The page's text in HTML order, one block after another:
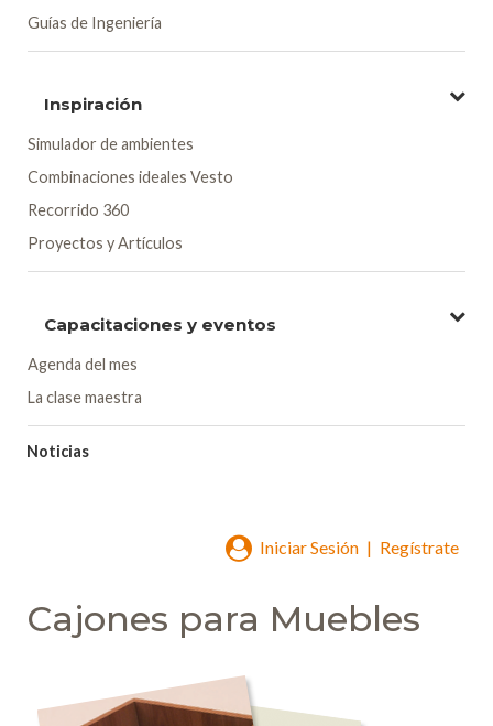
Guías de Ingeniería
Inspiración
Simulador de ambientes
Combinaciones ideales Vesto
Recorrido 360
Proyectos y Artículos
Capacitaciones y eventos
Agenda del mes
La clase maestra
Noticias
Iniciar Sesión | Regístrate
Cajones para Muebles